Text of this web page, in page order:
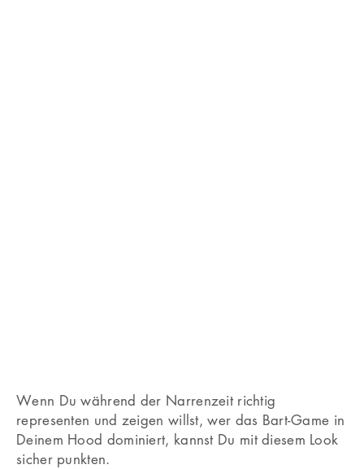
Wenn Du während der Narrenzeit richtig
representen und zeigen willst, wer das Bart-Game in
Deinem Hood dominiert, kannst Du mit diesem Look
sicher punkten.